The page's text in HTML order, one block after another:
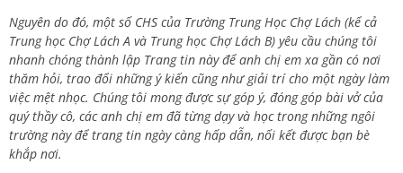
Nguyên do đó, một số CHS của Trường Trung Học Chợ Lách (kể cả
Trung học Chợ Lách A và Trung học Chợ Lách B) yêu cầu chúng tôi
nhanh chóng thành lập Trang tin này để anh chị em xa gần có nơi
thăm hỏi, trao đổi những ý kiến cũng như giải trí cho một ngày làm
việc mệt nhọc. Chúng tôi mong được sự góp ý, đóng góp bài vở của
quý thầy cô, các anh chị em đã từng dạy và học trong những ngôi
trường này để trang tin ngày càng hấp dẫn, nối kết được bạn bè
khắp nơi.